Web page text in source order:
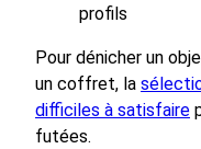
profils
Pour dénicher un
un coffret, la
difficiles à satisfaire
futées.